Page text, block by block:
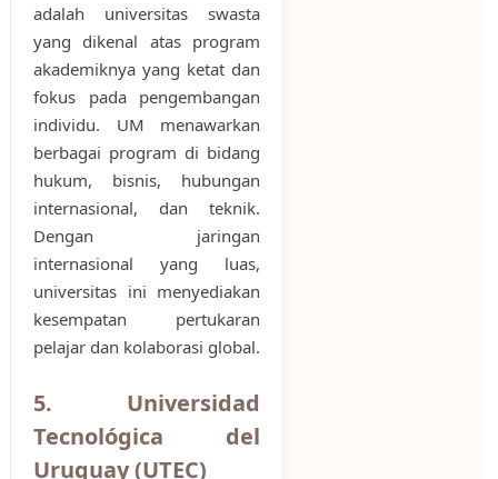
adalah universitas swasta
yang dikenal atas program
akademiknya yang ketat dan
fokus pada pengembangan
individu. UM menawarkan
berbagai program di bidang
hukum, bisnis, hubungan
internasional, dan teknik.
Dengan jaringan
internasional yang luas,
universitas ini menyediakan
kesempatan pertukaran
pelajar dan kolaborasi global.
5. Universidad
Tecnológica del
Uruguay (UTEC)